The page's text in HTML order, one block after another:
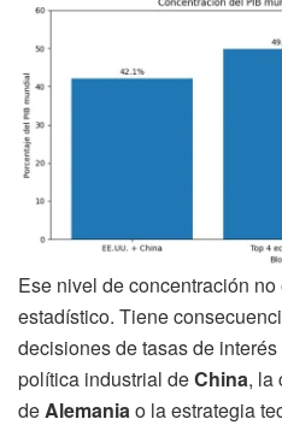
Ese nivel de concentración
estadístico. Tiene
decisiones de tasas de
política industrial deChina, la
deAlemaniao la estrategia